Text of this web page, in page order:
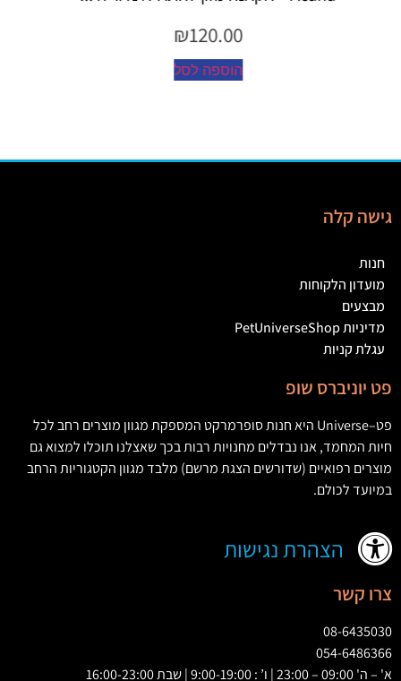
₪45.00
הוספה לסל
גישה קלה
חנות
מועדון הלקוחות
מבצעים
מדיניות PetUniverseShop
עגלת קניות
פט יוניברס שופ
פט–
Universe היא חנות סופרמרקט המספקת מגוון מוצרים רחב לכל
חיות המחמד,אנו נבדלים מחנויות רבות בכך שאצלנו תוכלו למצוא גם
מוצרים רפואיים (שדורשים הצגת מרשם) מלבד מגוון הקטגוריות הרחב
במיועד לכולם.
הצהרת נגישות
צרו קשר
08-6435030
054-6486366
א' – ה' 09:00 – 23:00 | ו’ : 9:00-19:00 | שבת 16:00-23:00